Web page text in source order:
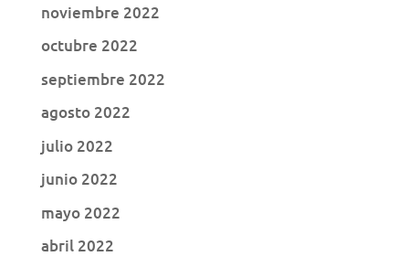
noviembre 2022
octubre 2022
septiembre 2022
agosto 2022
julio 2022
junio 2022
mayo 2022
abril 2022